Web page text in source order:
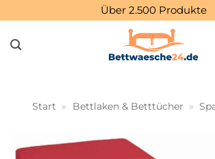
springen
Über 2.500 Produkte
Start » Bettlaken & Betttücher »